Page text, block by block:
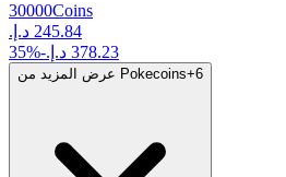
30000Coins
-
35%
عرض المزيد من Pokecoins+6